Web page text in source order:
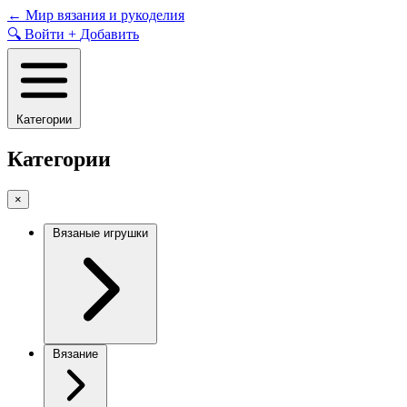
Skip
to
content
← Мир вязания и рукоделия
🔍 Войти + Добавить
Категории
Категории
×
Вязаные игрушки
Вязание